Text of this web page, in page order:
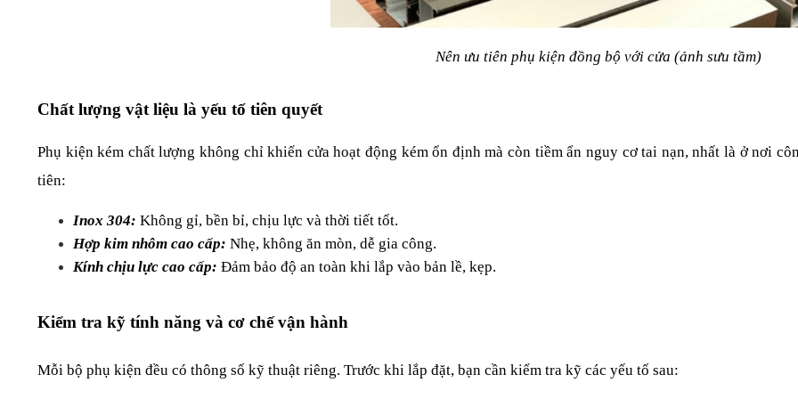
Nên ưu tiên phụ kiện đồng bộ với cửa (ảnh sưu tầm)
Chất lượng vật liệu là yếu tố tiên quyết
Phụ kiện kém chất lượng không chỉ khiến cửa hoạt động kém ổn định mà còn tiềm ẩn nguy cơ tai nạn, nhất là ở nơi
tiên:
Inox 304: Không gỉ, bền bỉ, chịu lực và thời tiết tốt.
Hợp kim nhôm cao cấp: Nhẹ, không ăn mòn, dễ gia công.
Kính chịu lực cao cấp: Đảm bảo độ an toàn khi lắp vào bản lề, kẹp.
Kiểm tra kỹ tính năng và cơ chế vận hành
Mỗi bộ phụ kiện đều có thông số kỹ thuật riêng. Trước khi lắp đặt, bạn cần kiểm tra kỹ các yếu tố sau: